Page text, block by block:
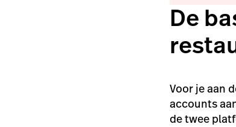
De
Voor je aan
accounts
de twee